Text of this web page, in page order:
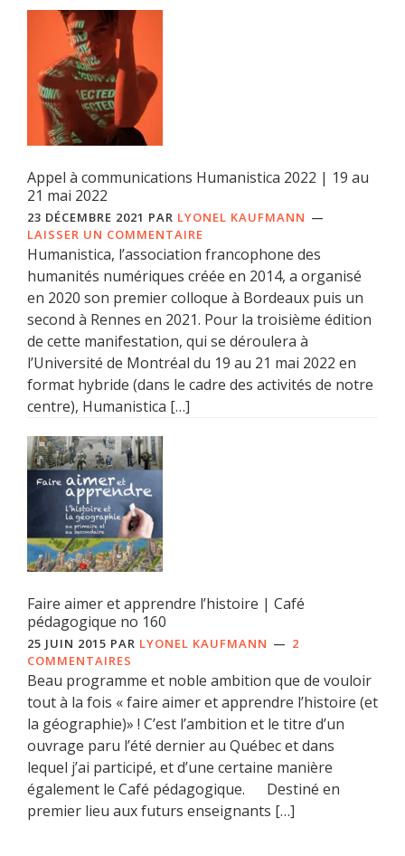
Appel à communications Humanistica 2022 | 19 au
21 mai 2022
23 DÉCEMBRE 2021 PAR LYONEL KAUFMANN
LAISSER UN COMMENTAIRE
Humanistica, l’association francophone des
humanités numériques créée en 2014, a organisé
en 2020 son premier colloque à Bordeaux puis un
second à Rennes en 2021. Pour la troisième édition
de cette manifestation, qui se déroulera à
l’Université de Montréal du 19 au 21 mai 2022 en
format hybride (dans le cadre des activités de notre
centre), Humanistica […]
Faire aimer et apprendre l’histoire | Café
pédagogique no 160
25 JUIN 2015 PAR LYONEL KAUFMANN
2
COMMENTAIRES
Beau programme et noble ambition que de vouloir
tout à la fois « faire aimer et apprendre l’histoire (et
la géographie)» ! C’est l’ambition et le titre d’un
ouvrage paru l’été dernier au Québec et dans
lequel j’ai participé, et d’une certaine manière
également le Café pédagogique. Destiné en
premier lieu aux futurs enseignants […]